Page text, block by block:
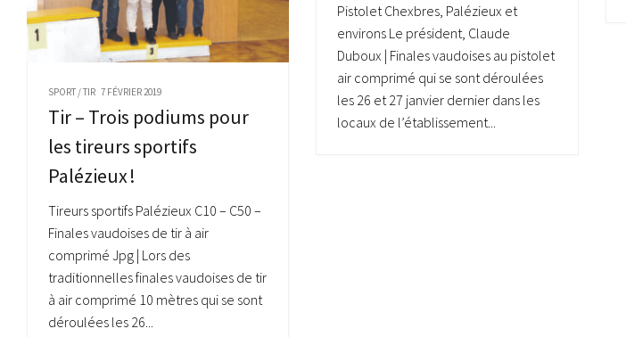
Pistolet Chexbres, Palézieux et
environs Le président, Claude
Duboux | Finales vaudoises au pistolet
air comprimé qui se sont déroulées
les 26 et 27 janvier dernier dans les
locaux de l’établissement...
SPORT /TIR 7 FÉVRIER 2019
Tir – Trois podiums pour
les tireurs sportifs
Palézieux !
Tireurs sportifs Palézieux C10 – C50 –
Finales vaudoises de tir à air
comprimé Jpg | Lors des
traditionnelles finales vaudoises de tir
à air comprimé 10 mètres qui se sont
déroulées les 26...